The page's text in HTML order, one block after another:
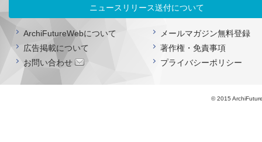
ニュースリリース送付について
ArchiFutureWebについて
広告掲載について
お問い合わせ
メールマガジン無料登録
著作権・免責事項
プライバシーポリシー
© 2015